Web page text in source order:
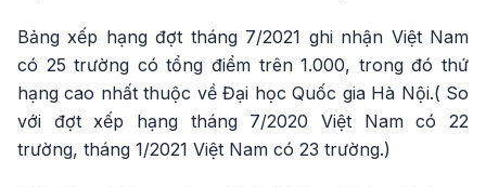
Bảng xếp hạng đợt tháng 7/2021 ghi nhận Việt Nam
có 25 trường có tổng điểm trên 1.000, trong đó thứ
hạng cao nhất thuộc về Đại học Quốc gia Hà Nội.( So
với đợt xếp hạng tháng 7/2020 Việt Nam có 22
trường, tháng 1/2021 Việt Nam có 23 trường.)